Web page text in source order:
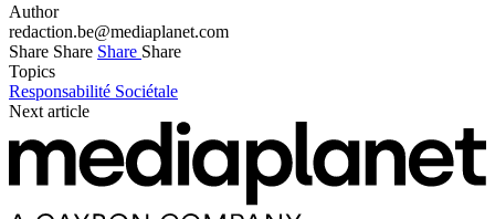
Author
redaction.be@mediaplanet.com
Share Share Share Share
Topics
Responsabilité Sociétale
Next article